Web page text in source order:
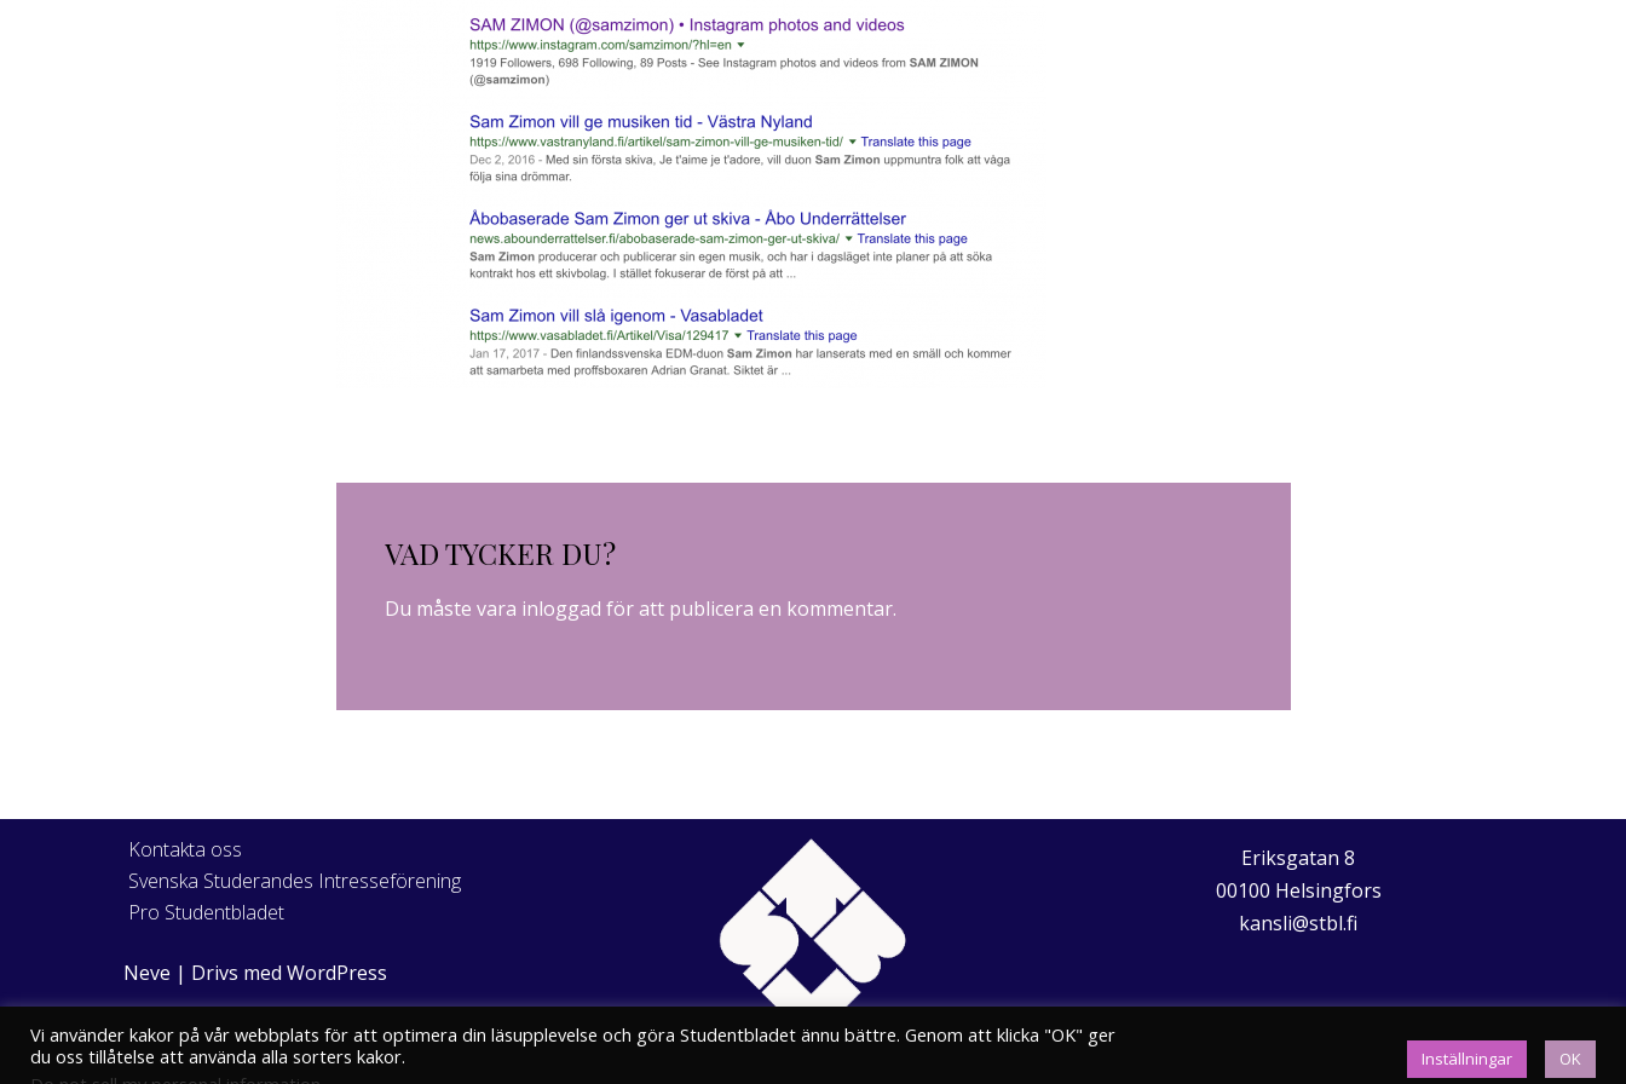
VAD TYCKER DU?
Du måste vara inloggad för att publicera en kommentar.
Kontakta oss
Svenska Studerandes Intresseförening
Pro Studentbladet
Neve | Drivs med WordPress
Eriksgatan 8
00100 Helsingfors
kansli@stbl.fi
Vi använder kakor på vår webbplats för att optimera din läsupplevelse och göra Studentbladet ännu bättre. Genom att klicka "OK" ger
du oss tillåtelse att använda alla sorters kakor.
Inställningar OK